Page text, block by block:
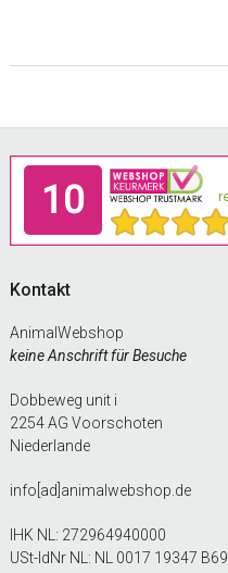
Footer
Kontakt
AnimalWebshop
keine Anschrift für Besuche
Dobbeweg unit i
2254 AG Voorschoten
Niederlande
info[ad]animalwebshop.de
IHK NL: 272964940000
USt-IdNr NL: NL 0017 19347 B69